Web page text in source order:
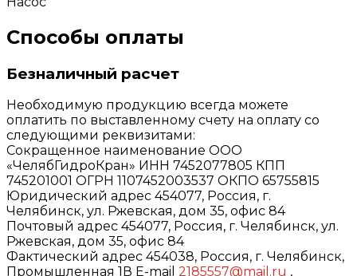
Способы оплаты
Безналичный расчет
Необходимую продукцию всегда можете
оплатить по выставленному счету на оплату со
следующими реквизитами:
Сокращенное наименование ООО
«ЧелябГидроКран» ИНН 7452077805 КПП
745201001 ОГРН 1107452003537 ОКПО 65755815
Юридический адрес 454077, Россия, г.
Челябинск, ул. Ржевская, дом 35, офис 84
Почтовый адрес 454077, Россия, г. Челябинск, ул.
Ржевская, дом 35, офис 84
Фактический адрес 454038, Россия, г. Челябинск,
Промышленная 1В E-mail 2185557@mail.ru ,